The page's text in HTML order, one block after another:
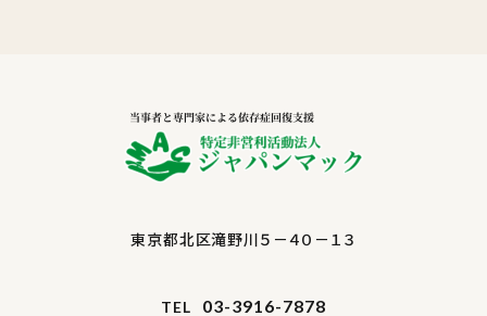
東京都北区滝野川５－４０－１３
TEL 03-3916-7878